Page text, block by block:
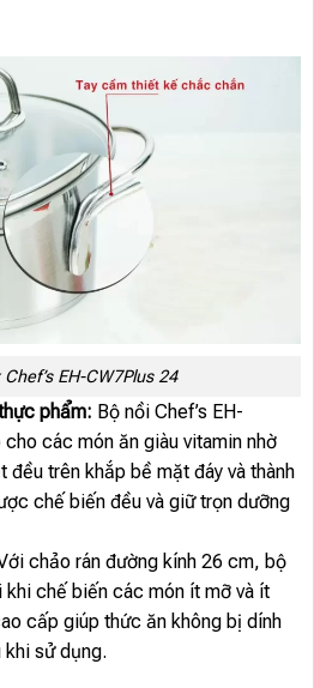
EH-CW7Plus 24
phẩm: Bộ nồi Chef’s EH-
các món ăn giàu vitamin nhờ
đều trên khắp bề mặt đáy và thành
chế biến đều và giữ trọn dưỡng
chảo rán đường kính 26 cm, bộ
chế biến các món ít mỡ và ít
cấp giúp thức ăn không bị dính
khi sử dụng.